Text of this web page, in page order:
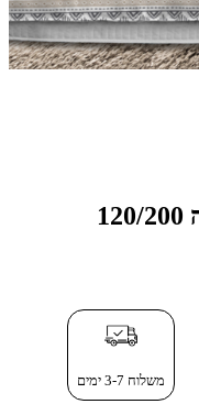
משלוח 3-7 ימים